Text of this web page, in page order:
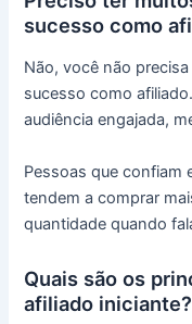
sucesso como
Não, você não
sucesso como
audiência engajada,
Pessoas que confiam
tendem a comprar
quantidade quando
Quais são os
afiliado iniciante?